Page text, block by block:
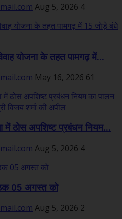
Aug 5, 2026 4
योजना के तहत पामगढ़ में...
May 16, 2026 61
में ठोस अपशिष्ट प्रबंधन नियम...
Aug 5, 2026 4
05 अगस्त को
Aug 5, 2026 2